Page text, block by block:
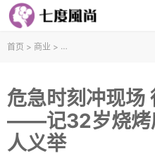
首页 > 商业 > 危急时刻冲现场 徒手救
危急时刻冲现场
——记32岁烧烤
人义举